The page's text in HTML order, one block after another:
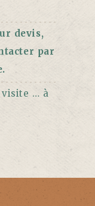
devis,
par
visite … à